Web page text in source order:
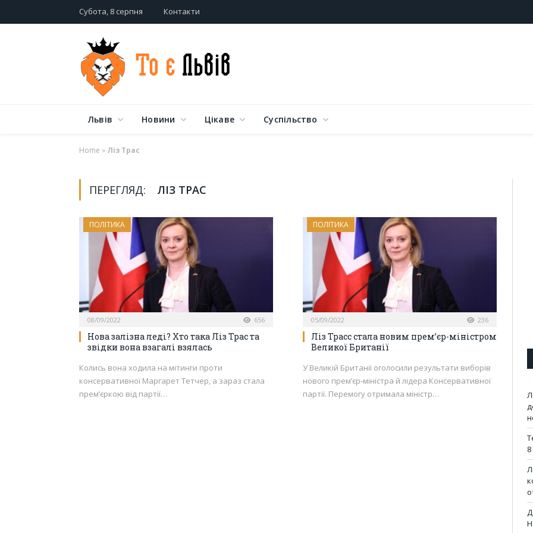
Субота, 8 серпня Контакти
Львів Новини Цікаве Суспільство
Home » Ліз Трас
ПЕРЕГЛЯД: ЛІЗ ТРАС
ПОЛІТИКА
08/09/2022 656
Нова залізна леді? Хто така Ліз Трас та
звідки вона взагалі взялась
Колись вона ходила на мітинги проти
консервативної Маргарет Тетчер, а зараз стала
прем’єркою від партії…
ПОЛІТИКА
05/09/2022 236
Ліз Трасс стала новим прем’єр-міністром
Великої Британії
У Великій Британії оголосили результати виборів
нового прем’єр-міністра й лідера Консервативної
партії. Перемогу отримала міністр…